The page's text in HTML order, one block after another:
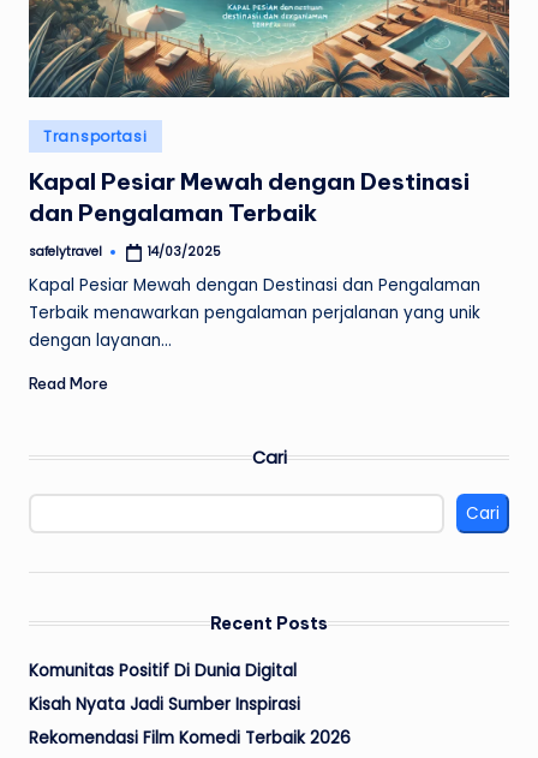
Posted
in
Transportasi
Kapal Pesiar Mewah dengan Destinasi
dan Pengalaman Terbaik
Posted
safelytravel 14/03/2025
Kapal Pesiar Mewah dengan Destinasi dan Pengalaman
Terbaik menawarkan pengalaman perjalanan yang unik
dengan layanan…
Read More
Cari
Cari
Recent Posts
Komunitas Positif Di Dunia Digital
Kisah Nyata Jadi Sumber Inspirasi
Rekomendasi Film Komedi Terbaik 2026